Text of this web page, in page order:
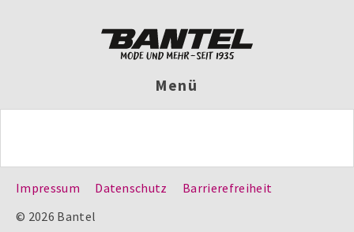
Menü
Impressum Datenschutz
Barrierefreiheit
© 2026 Bantel